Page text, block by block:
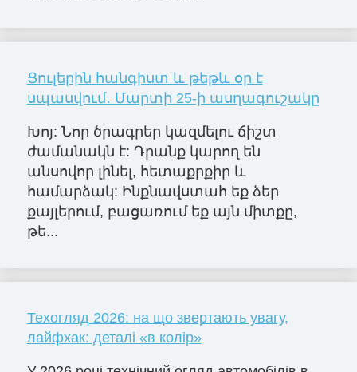
Ցուլերին հանգիստ և թեթև օր է
սպասվում․ Մարտի 25-ի ասղագուշակը
Խոյ: Նոր ծրագրեր կազմելու ճիշտ
ժամանակն է: Դրանք կարող են
անսովոր լինել, հետաքրքիր և
համարձակ: Ինքնավստահ եք ձեր
քայլերում, բացառում եք այն միտքը,
թե...
Техогляд 2026: на що звертають увагу,
лайфхак: деталі «в колір»